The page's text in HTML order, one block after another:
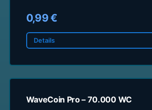
0,99 €
Details
WaveCoin Pro – 70.000 WC